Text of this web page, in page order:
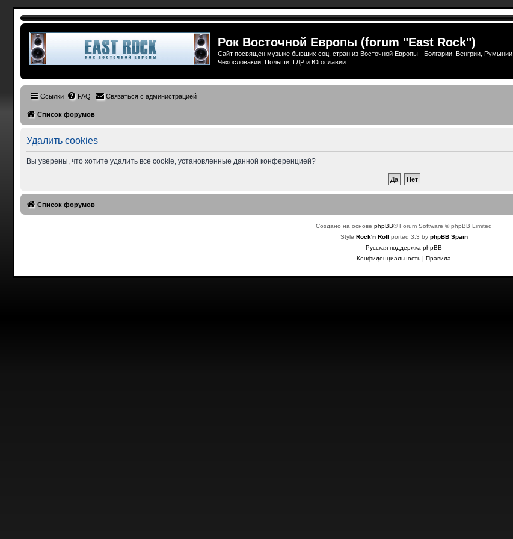
Рок Восточной Европы (forum "East Rock")
Сайт посвящен музыке бывших соц. стран из Восточной Европы - Болгарии, Венгрии, Румынии,
Чехословакии, Польши, ГДР и Югославии
Ссылки FAQ Связаться с администрацией
Список форумов
Удалить cookies
Вы уверены, что хотите удалить все cookie, установленные данной конференцией?
Список форумов
Создано на основеphpBB® Forum Software © phpBB Limited
Style Rock'n Roll ported 3.3 by phpBB Spain
Русская поддержка phpBB
Конфиденциальность |Правила